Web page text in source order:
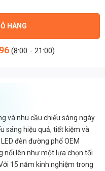
HÀNG
(8:00 - 21:00)
và nhu cầu chiếu sáng ngày
sáng hiệu quả, tiết kiệm và
đèn đường phố OEM
nổi lên như một lựa chọn tối
15 năm kinh nghiệm trong